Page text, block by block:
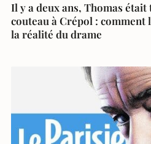
Il y a deux ans, Thomas était
couteau à Crépol : comment
la réalité du drame